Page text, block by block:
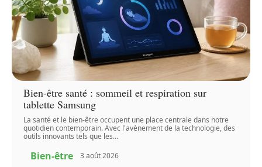
Bien-être santé : sommeil et respiration sur
tablette Samsung
La santé et le bien-être occupent une place centrale dans notre
quotidien contemporain. Avec l'avènement de la technologie, des
outils innovants tels que les…
Bien-être 3 août 2026